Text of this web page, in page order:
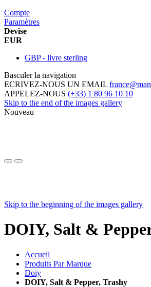
Compte
Paramètres
Devise
EUR
GBP - livre sterling
Basculer la navigation
ECRIVEZ-NOUS UN EMAIL
APPELEZ-NOUS (+33) 1 80 96 10 10
Skip to the end of the images gallery
Nouveau
Skip to the beginning of the images gallery
DOIY, Salt &
Accueil
Produits Par Marque
Doiy
DOIY, Salt & Pepper, Trashy